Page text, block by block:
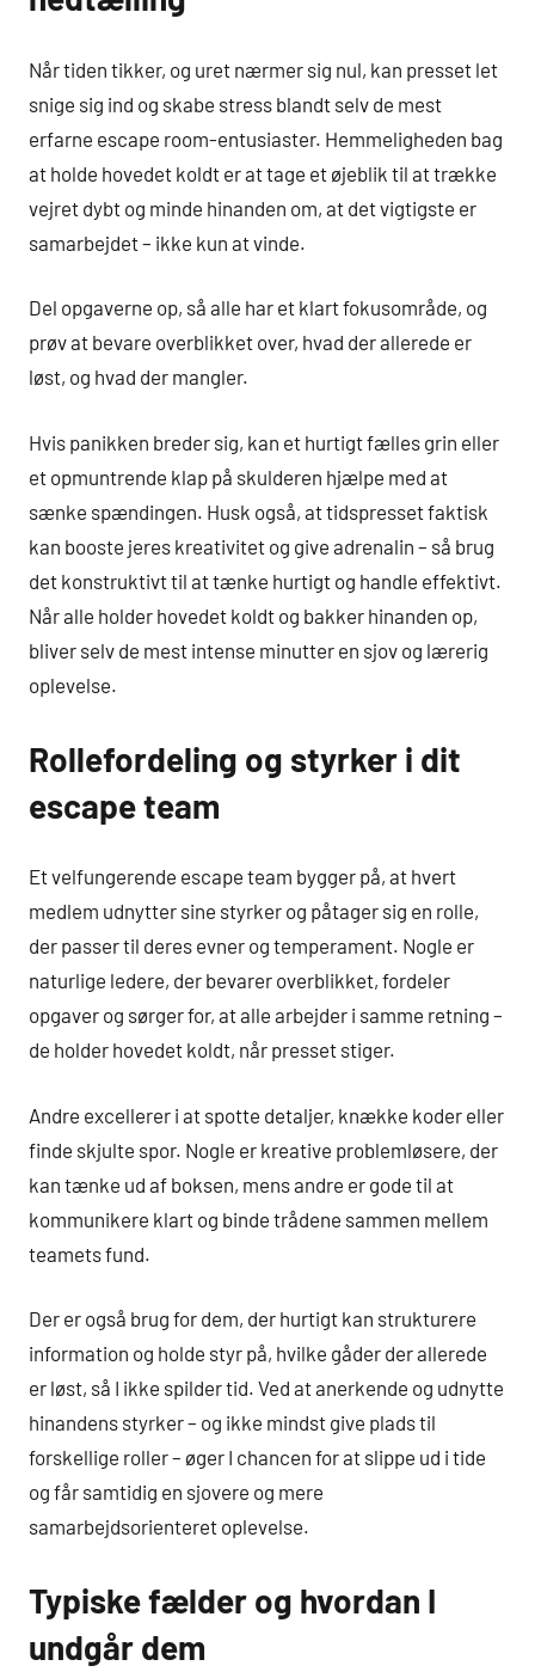
Når tiden tikker, og uret nærmer sig nul, kan presset let
snige sig ind og skabe stress blandt selv de mest
erfarne escape room-entusiaster. Hemmeligheden bag
at holde hovedet koldt er at tage et øjeblik til at trække
vejret dybt og minde hinanden om, at det vigtigste er
samarbejdet – ikke kun at vinde.
Del opgaverne op, så alle har et klart fokusområde, og
prøv at bevare overblikket over, hvad der allerede er
løst, og hvad der mangler.
Hvis panikken breder sig, kan et hurtigt fælles grin eller
et opmuntrende klap på skulderen hjælpe med at
sænke spændingen. Husk også, at tidspresset faktisk
kan booste jeres kreativitet og give adrenalin – så brug
det konstruktivt til at tænke hurtigt og handle effektivt.
Når alle holder hovedet koldt og bakker hinanden op,
bliver selv de mest intense minutter en sjov og lærerig
oplevelse.
Rollefordeling og styrker i dit
escape team
Et velfungerende escape team bygger på, at hvert
medlem udnytter sine styrker og påtager sig en rolle,
der passer til deres evner og temperament. Nogle er
naturlige ledere, der bevarer overblikket, fordeler
opgaver og sørger for, at alle arbejder i samme retning –
de holder hovedet koldt, når presset stiger.
Andre excellerer i at spotte detaljer, knække koder eller
finde skjulte spor. Nogle er kreative problemløsere, der
kan tænke ud af boksen, mens andre er gode til at
kommunikere klart og binde trådene sammen mellem
teamets fund.
Der er også brug for dem, der hurtigt kan strukturere
information og holde styr på, hvilke gåder der allerede
er løst, så I ikke spilder tid. Ved at anerkende og udnytte
hinandens styrker – og ikke mindst give plads til
forskellige roller – øger I chancen for at slippe ud i tide
og får samtidig en sjovere og mere
samarbejdsorienteret oplevelse.
Typiske fælder og hvordan I
undgår dem